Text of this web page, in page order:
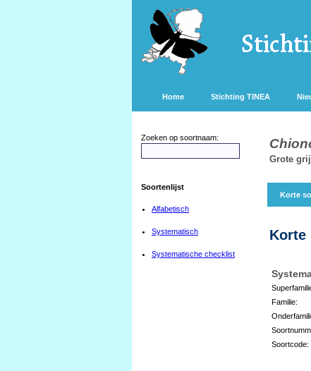
Home Stichting TINEA
Zoeken op soortnaam:
Soortenlijst
Alfabetisch
Systematisch
Systematische checklist
Grote
Korte
Korte
Familie:
Soortcode: